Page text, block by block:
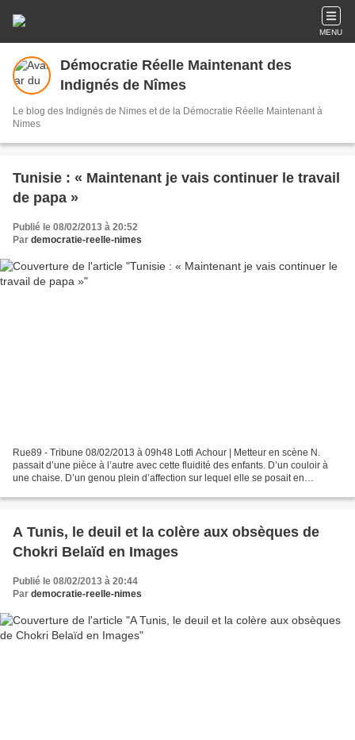
MENU
Démocratie Réelle Maintenant des
Indignés de Nîmes
Le blog des Indignés de Nimes et de la Démocratie Réelle Maintenant à
Nimes
Tunisie : « Maintenant je vais continuer le travail
de papa »
Publié le 08/02/2013 à 20:52
Par democratie-reelle-nimes
Rue89 - Tribune 08/02/2013 à 09h48 Lotfi Achour | Metteur en scène N.
passait d’une pièce à l’autre avec cette fluidité des enfants. D’un couloir à
une chaise. D’un genou plein d’affection sur lequel elle se posait en
A Tunis, le deuil et la colère aux obsèques de
Chokri Belaïd en Images
Publié le 08/02/2013 à 20:44
Par democratie-reelle-nimes